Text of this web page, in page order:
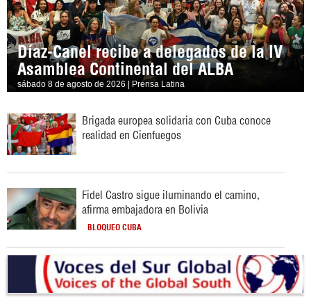
Díaz-Canel recibe a delegados de la IV
Asamblea Continental del ALBA
sábado 8 de agosto de 2026 | Prensa Latina
Brigada europea solidaria con Cuba conoce
realidad en Cienfuegos
Fidel Castro sigue iluminando el camino,
afirma embajadora en Bolivia
BLOQUEO CUBA